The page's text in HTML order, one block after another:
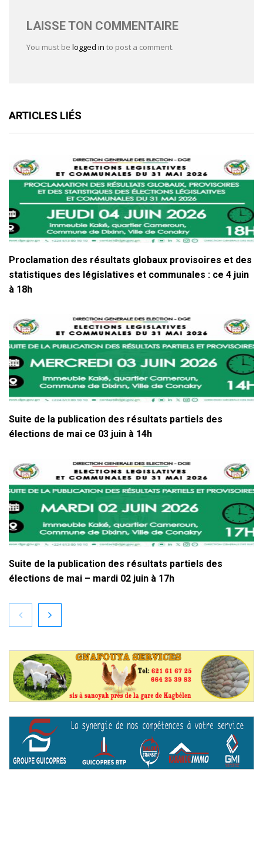
LAISSE TON COMMENTAIRE
You must be logged in to post a comment.
ARTICLES LIÉS
Proclamation des résultats globaux provisoires et des
statistiques des législatives et communales : ce 4 juin
à 18h
Suite de la publication des résultats partiels des
élections de mai ce 03 juin à 14h
Suite de la publication des résultats partiels des
élections de mai – mardi 02 juin à 17h